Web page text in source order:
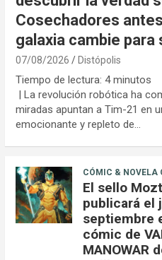
Cosechadores
galaxia cambie para
07/08/2026 Distópolis
Tiempo de lectura: 4 minutos
| La revolución robótica ha
miradas apuntan a Tim-21 en
emocionante y repleto de…
CÓMIC & NOVELA
El sello
publicará el
septiembre
cómic de
MANOWAR